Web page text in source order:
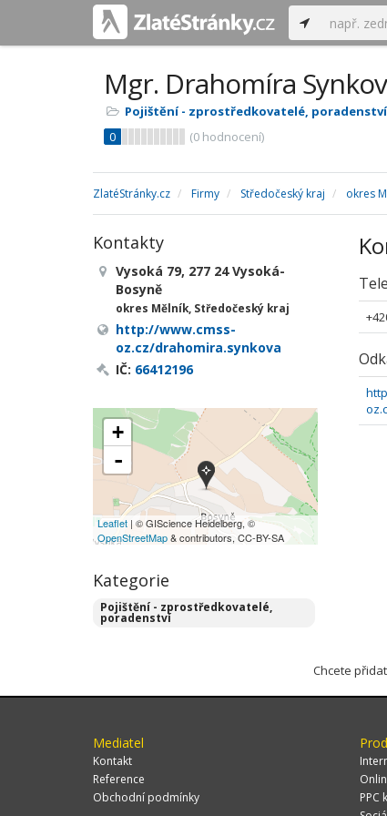
Mgr. Drahomíra
Pojištění - zprostředkovatelé, poradenství
0
(0 hodnocení)
ZlatéStránky.cz Firmy Středočeský kraj okres
Kontakty
Vysoká 79, 277 24 Vysoká-
Bosyně
okres Mělník, Středočeský kraj
http://www.cmss-
oz.cz/drahomira.synkova
IČ: 66412196
+
-
Leaflet | © GIScience Heidelberg, ©
OpenStreetMap& contributors, CC-BY-SA
Kategorie
Pojištění - zprostředkovatelé,
poradenství
Chcete
Mediatel
Kontakt
Reference
Obchodní podmínky
PPC